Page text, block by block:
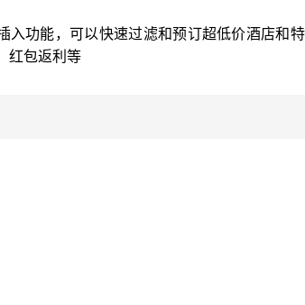
入功能，可以快速过滤和预订超低价酒店和
红包返利等